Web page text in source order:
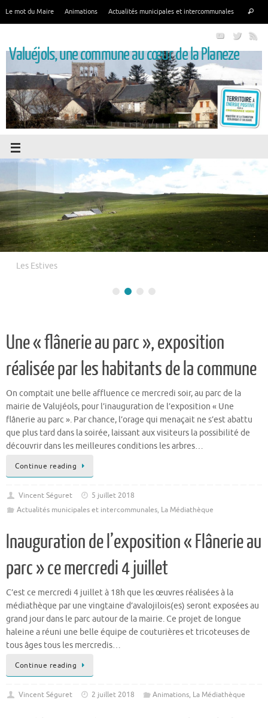
Le mot du Maire Animations Actualités municipales et intercommunales
Valuéjols, une commune au cœur de la Planeze
réalisée par les habitants de la commune
On comptait une belle affluence ce mercredi soir, au parc de la
mairie de Valujéols, pour l’inauguration de l’exposition « Une
flânerie au parc ». Par chance, l’orage qui menaçait ne s’est abattu
que plus tard dans la soirée, laissant aux visiteurs la possibilité de
découvrir dans les meilleures conditions les arbres…
Continue reading
Vincent Séguret
Inauguration de l’exposition « Flânerie au
parc » ce mercredi 4 juillet
C’est ce mercredi 4 juillet à 18h que les œuvres réalisées à la
médiathèque par une vingtaine d’avalojilois(es) seront exposées au
grand jour dans le parc autour de la mairie. Ce projet de longue
haleine a réuni une belle équipe de couturières et tricoteuses de
tous âges tous les mercredis…
Continue reading
Vincent Séguret
Un pèlerinage à Lescure sous le soleil